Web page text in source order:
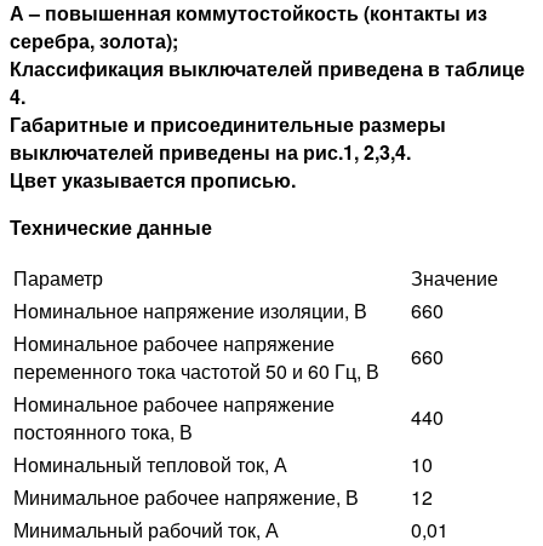
А – повышенная коммутостойкость (контакты из
серебра, золота);
Классификация выключателей приведена в таблице
4.
Габаритные и присоединительные размеры
выключателей приведены на рис.1, 2,3,4.
Цвет указывается прописью.
Технические данные
Параметр
Значение
Номинальное напряжение изоляции, В
660
Номинальное рабочее напряжение
переменного тока частотой 50 и 60 Гц, В
660
Номинальное рабочее напряжение
постоянного тока, В
440
Номинальный тепловой ток, А
10
Минимальное рабочее напряжение, В
12
Минимальный рабочий ток, А
0,01